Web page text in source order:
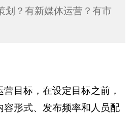
划？有新媒体运营？有市
目标，在设定目标之前，
形式、发布频率和人员配